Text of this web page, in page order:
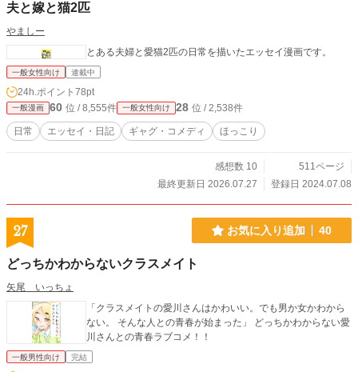
夫と嫁と猫2匹
やましー
とある夫婦と愛猫2匹の日常を描いたエッセイ漫画です。
一般女性向け 連載中
24h.ポイント 78pt
一般漫画 60 位 / 8,555件 一般女性向け 28 位 / 2,538件
日常 エッセイ・日記 ギャグ・コメディ ほっこり
感想数 10
511ページ
最終更新日 2026.07.27
登録日 2024.07.08
27 お気に入り追加 40
どっちかわからないクラスメイト
矢尾 いっちょ
「クラスメイトの愛川さんはかわいい。でも男か女かわから
ない。 そんな人との青春が始まった」 どっちかわからない愛
川さんとの青春ラブコメ！！
一般男性向け 完結